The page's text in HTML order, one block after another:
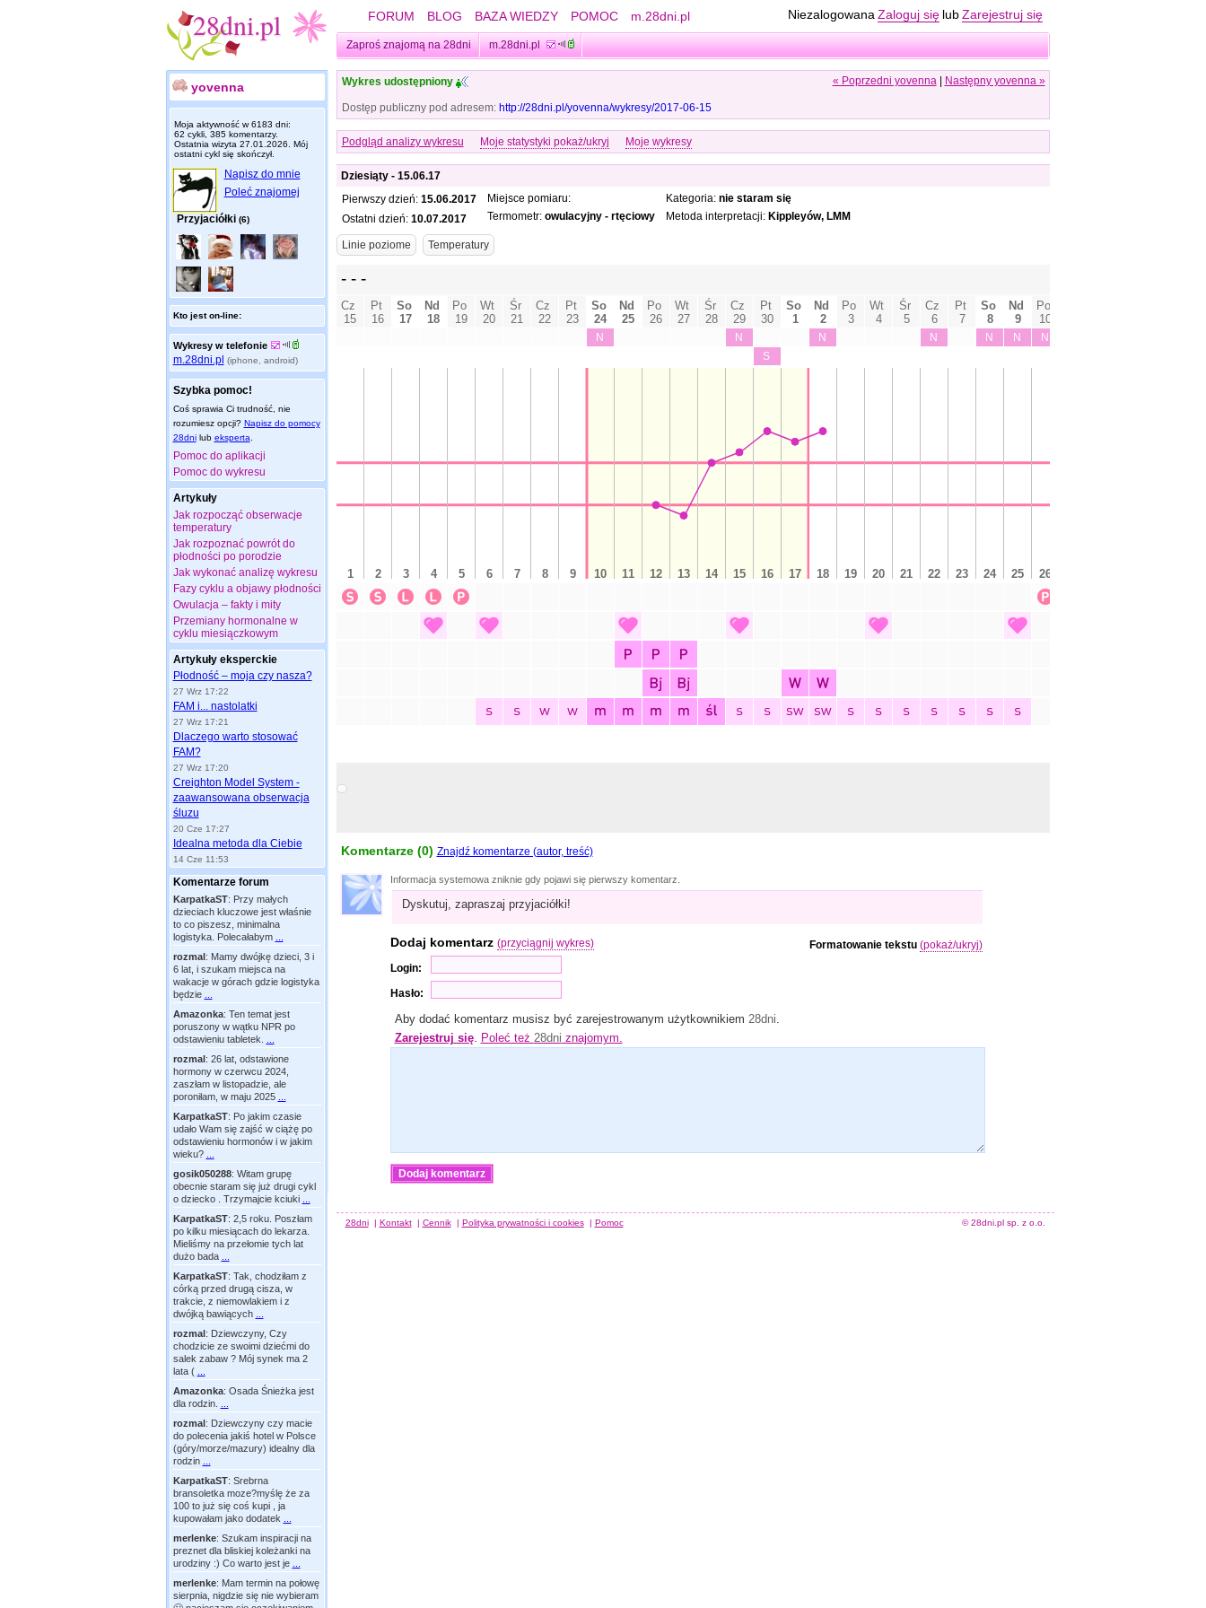
FORUM BLOG BAZA WIEDZY POMOC m.28dni.pl Niezalogowana Zaloguj się lub Zarejestruj się
Zaproś znajomą na 28dni m.28dni.pl
yovenna
Moja aktywność w 6183 dni:
62 cykli, 385 komentarzy.
Ostatnia wizyta 27.01.2026 . Mój
ostatni cykl się skończył.
Napisz do mnie
Poleć znajomej
Przyjaciółki (6)
Kto jest on-line:
Wykresy w telefonie
m.28dni.pl (iphone, android)
Szybka pomoc!
Coś sprawia Ci trudność, nie
rozumiesz opcji? Napisz do pomocy
28dnilub eksperta
Pomoc do aplikacji
Pomoc do wykresu
Artykuły
Jak rozpocząć obserwacje
temperatury
Jak rozpoznać powrót do
płodności po porodzie
Jak wykonać analizę wykresu
Fazy cyklu a objawy płodności
Owulacja – fakty i mity
Przemiany hormonalne w
cyklu miesiączkowym
Artykuły eksperckie
Płodność – moja czy nasza?
27 Wrz 17:22
FAM i... nastolatki
27 Wrz 17:21
Dlaczego warto stosować
FAM?
27 Wrz 17:20
Creighton Model System -
zaawansowana obserwacja
śluzu
20 Cze 17:27
Idealna metoda dla Ciebie
14 Cze 11:53
Komentarze forum
KarpatkaST: Przy małych
dzieciach kluczowe jest właśnie
to co piszesz, minimalna
logistyka. Polecałabym
rozmal: Mamy dwójkę dzieci, 3 i
6 lat, i szukam miejsca na
wakacje w górach gdzie logistyka
będzie
Amazonka: Ten temat jest
poruszony w wątku NPR po
odstawieniu tabletek.
rozmal: 26 lat, odstawione
hormony w czerwcu 2024,
zaszłam w listopadzie, ale
poroniłam, w maju 2025
KarpatkaST: Po jakim czasie
udało Wam się zajść w ciążę po
odstawieniu hormonów i w jakim
wieku?
gosik050288: Witam grupę
obecnie staram się już drugi cykl
o dziecko . Trzymajcie kciuki
KarpatkaST: 2,5 roku. Poszłam
po kilku miesiącach do lekarza.
Mieliśmy na przełomie tych lat
dużo bada
KarpatkaST: Tak, chodziłam z
córką przed drugą cisza, w
trakcie, z niemowlakiem i z
dwójką bawiących
rozmal: Dziewczyny, Czy
chodzicie ze swoimi dziećmi do
salek zabaw ? Mój synek ma 2
lata (
Amazonka: Osada Śnieżka jest
dla rodzin.
rozmal: Dziewczyny czy macie
do polecenia jakiś hotel w Polsce
(góry/morze/mazury) idealny dla
rodzin
KarpatkaST: Srebrna
bransoletka moze?myślę że za
100 to już się coś kupi , ja
kupowałam jako dodatek
merlenke: Szukam inspiracji na
preznet dla bliskiej koleżanki na
urodziny :) Co warto jest je
merlenke: Mam termin na połowę
sierpnia, nigdzie się nie wybieram
« Poprzedni yovenna| Następny yovenna »
Wykres udostępniony
Dostęp publiczny pod adresem: http://28dni.pl/yovenna/wykresy/2017-06-15
Podgląd analizy wykresu Moje statystyki pokaż/ukryj Moje wykresy
Dziesiąty - 15.06.17
Pierwszy dzień: 15.06.2017
Ostatni dzień: 10.07.2017
Miejsce pomiaru:
Termometr: owulacyjny - rtęciowy
Kategoria: nie staram się
Metoda interpretacji: Kippleyów, LMM
Komentarze (0) Znajdź komentarze (autor, treść)
Informacja systemowa zniknie gdy pojawi się pierwszy komentarz.
Dyskutuj, zapraszaj przyjaciółki!
Dodaj komentarz (przyciągnij wykres)
Login:
Hasło:
Aby dodać komentarz musisz być zarejestrowanym użytkownikiem 28dni.
Zarejestruj się. Poleć też 28dni znajomym.
Formatowanie tekstu (pokaż/ukryj)
28dni | Kontakt | Cennik | Polityka prywatności i cookies | Pomoc © 28dni.pl sp. z o.o.